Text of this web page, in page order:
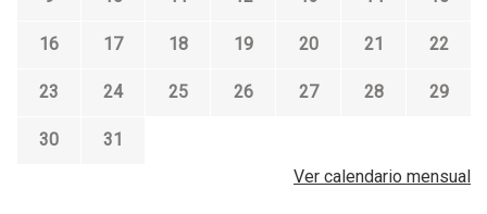
16 17 18 19 20 21 22
23 24 25 26 27 28 29
30
31
Ver calendario mensual